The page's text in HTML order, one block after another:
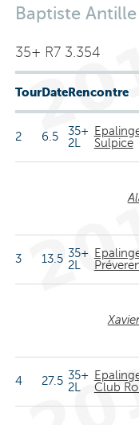
Baptiste Antille
35+ R7 3.354
TourDateRencontre
2 6.5
35+
2L
Sulpice
3 13.5 35+
2L
4 27.5 35+
2L
Club